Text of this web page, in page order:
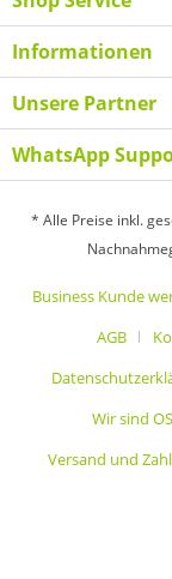
Informationen
Unsere Partner
WhatsApp
* Alle Preise inkl.
Business Kunde
AGB
Wir sind
Versand und